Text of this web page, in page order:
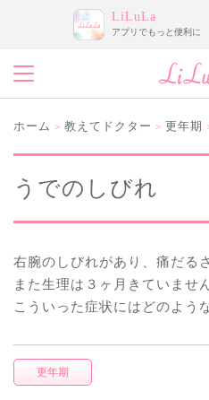
LiLuLa
アプリでもっと便利に
ホーム > 教えてドクター > 更年期
うでのしびれ
右腕のしびれがあり、痛だる
また生理は３ヶ月きていませ
こういった症状にはどのよう
更年期